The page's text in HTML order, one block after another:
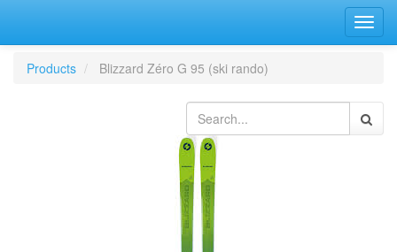
la
Products Blizzard Zéro G 95 (ski rando)